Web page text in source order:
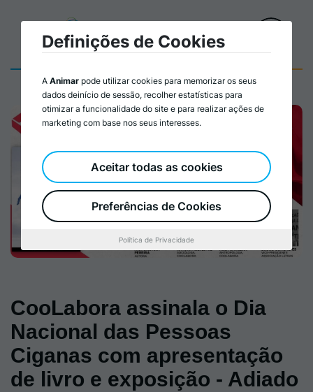
CooLabora assinala o Dia
Nacional das Pessoas
Ciganas com apresentação
de livro e exposição - Adiado
Definições de Cookies
A Animar pode utilizar cookies para memorizar os seus
dados deinício de sessão, recolher estatísticas para
otimizar a funcionalidade do site e para realizar ações de
marketing com base nos seus interesses.
Preferências de Cookies
Aceitar todas as cookies
Política de Privacidade